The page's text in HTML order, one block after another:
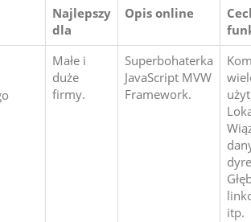
Najlepszy
dla
Opis online
Małe i
duże
firmy.
Superbohaterka
JavaScript MVW
Framework.
itp.